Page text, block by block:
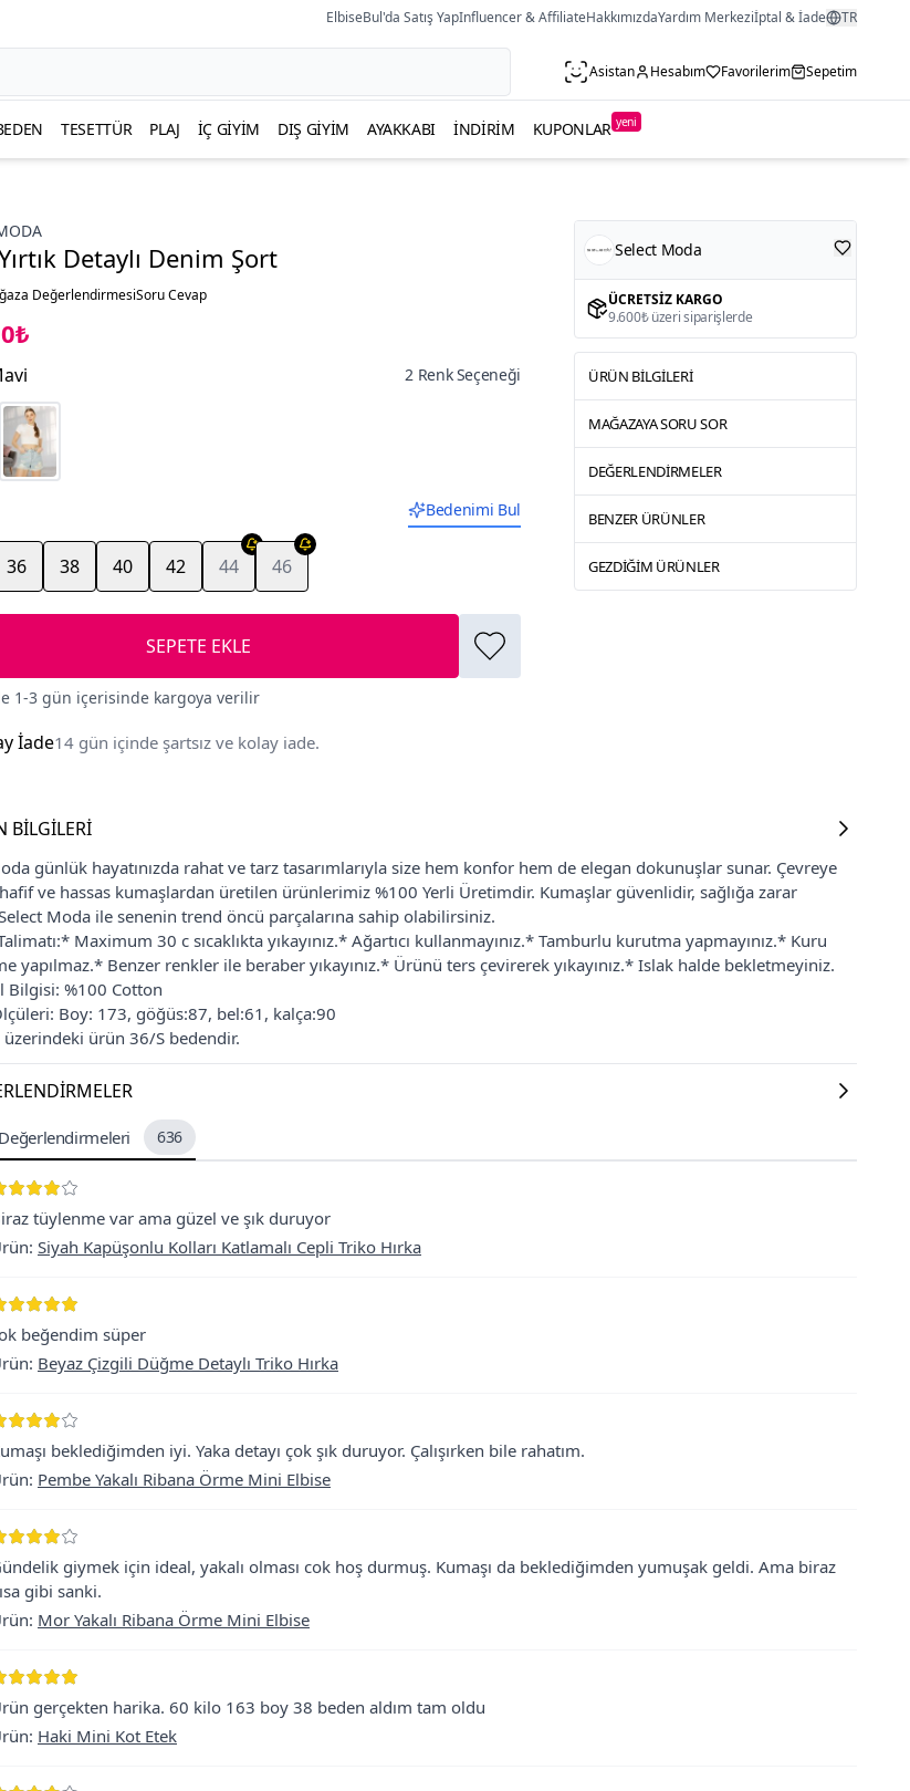
ElbiseBul'da Satış YapInfluencer & AffiliateHakkımızdaYardım Merkeziİptal & İade TR
Asistan Hesabım Favorilerim Sepetim
TESETTÜR PLAJ İÇ GIYIM DIŞ GIYIM AYAKKABI İNDIRIM KUPONLAR yeni
Detaylı Denim Şort
DeğerlendirmesiSoru Cevap
2 Renk Seçeneği
Bedenimi Bul
36 38 40 42 44 46
SEPETE EKLE
1-3 gün içerisinde kargoya verilir
İade14 gün içinde şartsız ve kolay iade.
Select Moda
ÜCRETSIZ KARGO
9.600₺ üzeri siparişlerde
ÜRÜN BILGILERI
MAĞAZAYA SORU SOR
DEĞERLENDIRMELER
BENZER ÜRÜNLER
GEZDIĞIM ÜRÜNLER
BILGILERI
günlük hayatınızda rahat ve tarz tasarımlarıyla size hem konfor hem de elegan dokunuşlar sunar. Çevreye
ve hassas kumaşlardan üretilen ürünlerimiz %100 Yerli Üretimdir. Kumaşlar güvenlidir, sağlığa zarar
Moda ile senenin trend öncü parçalarına sahip olabilirsiniz.
Maximum 30 c sıcaklıkta yıkayınız.* Ağartıcı kullanmayınız.* Tamburlu kurutma yapmayınız.* Kuru
yapılmaz.* Benzer renkler ile beraber yıkayınız.* Ürünü ters çevirerek yıkayınız.* Islak halde bekletmeyiniz.
Bilgisi: %100 Cotton
Boy: 173, göğüs:87, bel:61, kalça:90
ürün 36/S bedendir.
636
tüylenme var ama güzel ve şık duruyor
: Siyah Kapüşonlu Kolları Katlamalı Cepli Triko Hırka
beğendim süper
: Beyaz Çizgili Düğme Detaylı Triko Hırka
beklediğimden iyi. Yaka detayı çok şık duruyor. Çalışırken bile rahatım.
: Pembe Yakalı Ribana Örme Mini Elbise
giymek için ideal, yakalı olması cok hoş durmuş. Kumaşı da beklediğimden yumuşak geldi. Ama biraz
gibi sanki.
: Mor Yakalı Ribana Örme Mini Elbise
gerçekten harika. 60 kilo 163 boy 38 beden aldım tam oldu
: Haki Mini Kot Etek